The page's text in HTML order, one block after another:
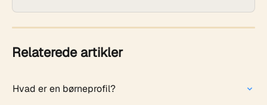
Relaterede artikler
Hvad er en børneprofil?